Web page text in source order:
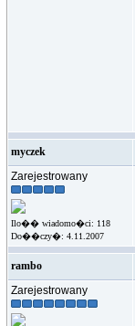
myczek
Zarejestrowany
Ilo�� wiadomo�ci: 118
Do��czy�: 4.11.2007
rambo
Zarejestrowany